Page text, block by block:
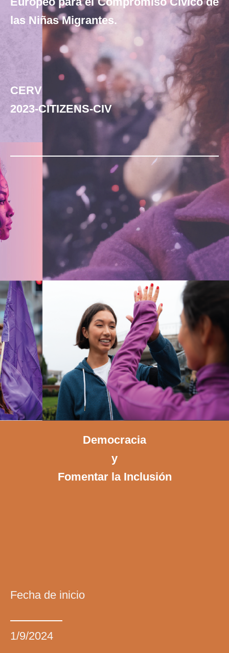
las Niñas Migrantes.
CERV
2023-CITIZENS-CIV
Democracia
y
Fomentar la Inclusión
Fecha de inicio
1/9/2024